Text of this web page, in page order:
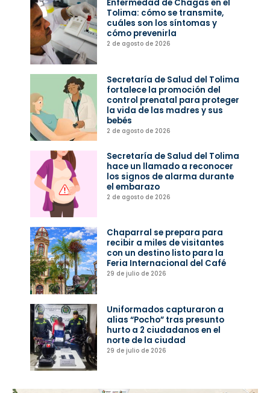
Enfermedad de Chagas en el
Tolima: cómo se transmite,
cuáles son los síntomas y
cómo prevenirla
2 de agosto de 2026
Secretaría de Salud del Tolima
fortalece la promoción del
control prenatal para proteger
la vida de las madres y sus
bebés
2 de agosto de 2026
Secretaría de Salud del Tolima
hace un llamado a reconocer
los signos de alarma durante
el embarazo
2 de agosto de 2026
Chaparral se prepara para
recibir a miles de visitantes
con un destino listo para la
Feria Internacional del Café
29 de julio de 2026
Uniformados capturaron a
alias “Pocho” tras presunto
hurto a 2 ciudadanos en el
norte de la ciudad
29 de julio de 2026